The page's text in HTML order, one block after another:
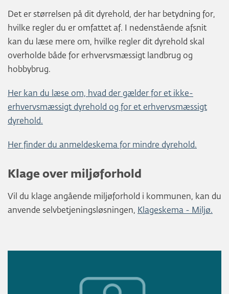
Det er størrelsen på dit dyrehold, der har betydning for,
hvilke regler du er omfattet af. I nedenstående afsnit
kan du læse mere om, hvilke regler dit dyrehold skal
overholde både for erhvervsmæssigt landbrug og
hobbybrug.
Her kan du læse om, hvad der gælder for et ikke-
erhvervsmæssigt dyrehold og for et erhvervsmæssigt
dyrehold.
Her finder du anmeldeskema for mindre dyrehold.
Klage over miljøforhold
Vil du klage angående miljøforhold i kommunen, kan du
anvende selvbetjeningsløsningen, Klageskema - Miljø.